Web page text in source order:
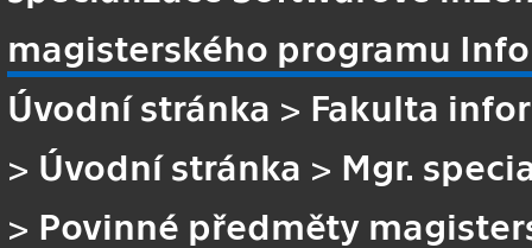
magisterského programu
Úvodní stránka > Fakulta
> Úvodní stránka > Mgr.
> Povinné předměty